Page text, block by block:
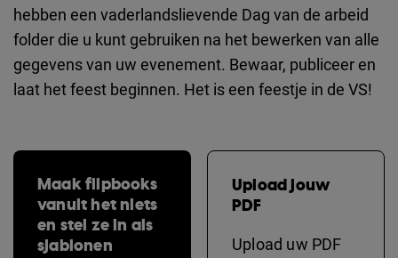
hebben een vaderlandslievende Dag van de arbeid
folder die u kunt gebruiken na het bewerken van alle
gegevens van uw evenement. Bewaar, publiceer en
laat het feest beginnen. Het is een feestje in de VS!
Maak flipbooks
vanuit het niets
en stel ze in als
sjablonen
Upload jouw
PDF
Upload uw PDF